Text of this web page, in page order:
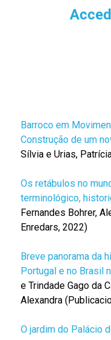
Barroco em
Construção de um
Sílvia e Urias,
Os retábulos no
terminológico,
Fernandes Bohrer,
Enredars, 2022)
Breve panorama da
Portugal e no Brasil
e Trindade Gago da
Alexandra
O jardim do Palácio